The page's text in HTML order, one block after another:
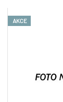
AKCE